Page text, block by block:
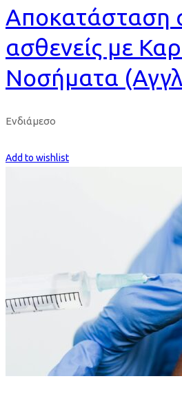
Αποκατάσταση
ασθενείς με
Νοσήματα
Ενδιάμεσο
Add to wishlist